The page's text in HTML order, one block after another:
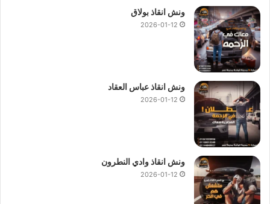
ونش انقاذ بولاق
2026-01-12
ونش انقاذ عباس العقاد
2026-01-12
ونش انقاذ وادي النطرون
2026-01-12